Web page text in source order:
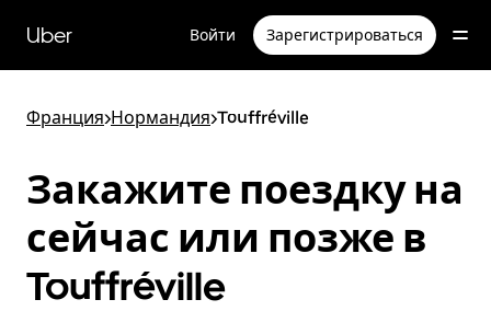
перейти
к
Uber Войти Зарегистрироваться
Франция>Нормандия>Touffréville
Закажите поездку на
сейчас или позже в
Touffréville